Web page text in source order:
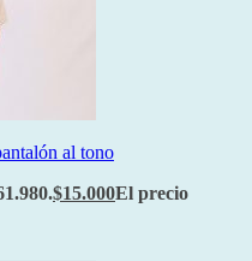
al tono
$15.000El precio